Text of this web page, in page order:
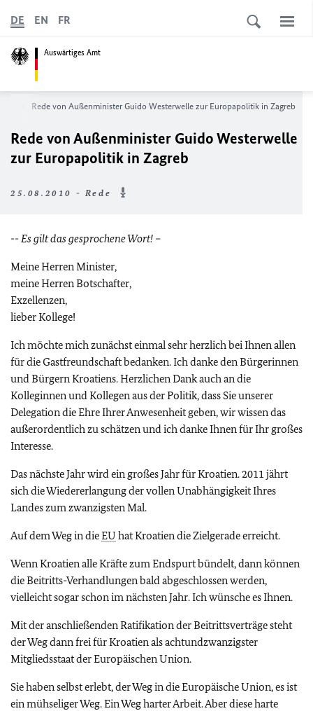
Auswärtiges Amt
DE EN FR
Rede von Außenminister Guido Westerwelle zur Europapolitik in Zagreb
Rede von Außenminister Guido Westerwelle
zur Europapolitik in Zagreb
25.08.2010 - Rede
-- Es gilt das gesprochene Wort! –
Meine Herren Minister,
meine Herren Botschafter,
Exzellenzen,
lieber Kollege!
Ich möchte mich zunächst einmal sehr herzlich bei Ihnen allen
für die Gastfreundschaft bedanken.Ich danke den Bürgerinnen
und Bürgern Kroatiens. Herzlichen Dank auch an die
Kolleginnen und Kollegen aus der Politik, dass Sie unserer
Delegation die Ehre Ihrer Anwesenheit geben, wir wissen das
außerordentlich zu schätzen und ich danke Ihnen für Ihr großes
Interesse.
Das nächste Jahr wird ein großes Jahr für Kroatien. 2011 jährt
sich die Wiedererlangung der vollen Unabhängigkeit Ihres
Landes zum zwanzigsten Mal.
Auf dem Weg in dieEU hat Kroatien die Zielgerade erreicht.
Wenn Kroatien alle Kräfte zum Endspurt bündelt, dann können
die Beitritts-Verhandlungen bald abgeschlossen werden,
vielleicht sogar schon im nächsten Jahr. Ich wünsche es Ihnen.
Mit der anschließenden Ratifikation der Beitrittsverträge steht
der Weg dann frei für Kroatien als achtundzwanzigster
Mitgliedsstaat der Europäischen Union.
Sie haben selbst erlebt, der Weg in die Europäische Union, es ist
ein mühseliger Weg. Ein Weg harter Arbeit. Aber diese harte